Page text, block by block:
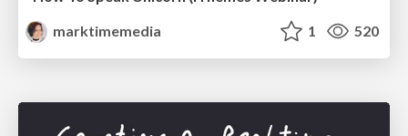
marktimemedia
1 520